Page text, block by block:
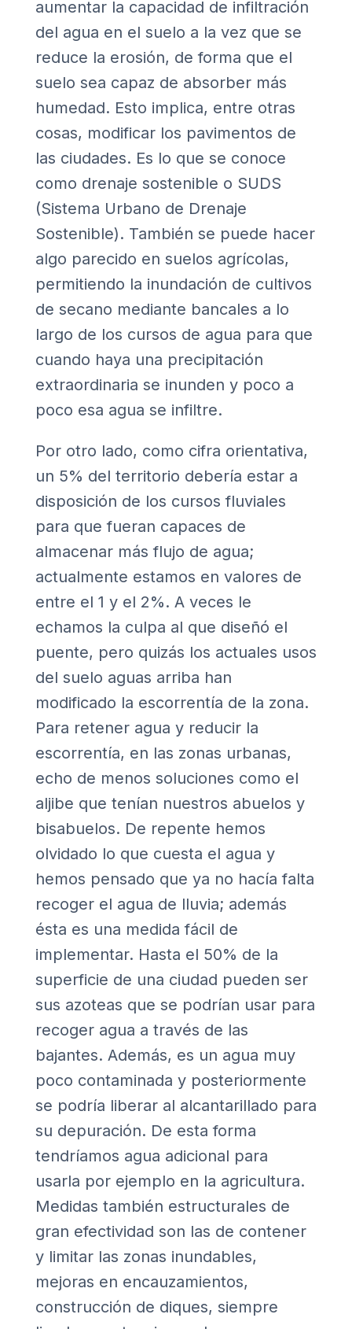
aumentar la capacidad de infiltración
del agua en el suelo a la vez que se
reduce la erosión, de forma que el
suelo sea capaz de absorber más
humedad. Esto implica, entre otras
cosas, modificar los pavimentos de
las ciudades. Es lo que se conoce
como drenaje sostenible o SUDS
(Sistema Urbano de Drenaje
Sostenible). También se puede hacer
algo parecido en suelos agrícolas,
permitiendo la inundación de cultivos
de secano mediante bancales a lo
largo de los cursos de agua para que
cuando haya una precipitación
extraordinaria se inunden y poco a
poco esa agua se infiltre.
Por otro lado, como cifra orientativa,
un 5% del territorio debería estar a
disposición de los cursos fluviales
para que fueran capaces de
almacenar más flujo de agua;
actualmente estamos en valores de
entre el 1 y el 2%. A veces le
echamos la culpa al que diseñó el
puente, pero quizás los actuales usos
del suelo aguas arriba han
modificado la escorrentía de la zona.
Para retener agua y reducir la
escorrentía, en las zonas urbanas,
echo de menos soluciones como el
aljibe que tenían nuestros abuelos y
bisabuelos. De repente hemos
olvidado lo que cuesta el agua y
hemos pensado que ya no hacía falta
recoger el agua de lluvia; además
ésta es una medida fácil de
implementar. Hasta el 50% de la
superficie de una ciudad pueden ser
sus azoteas que se podrían usar para
recoger agua a través de las
bajantes. Además, es un agua muy
poco contaminada y posteriormente
se podría liberar al alcantarillado para
su depuración. De esta forma
tendríamos agua adicional para
usarla por ejemplo en la agricultura.
Medidas también estructurales de
gran efectividad son las de contener
y limitar las zonas inundables,
mejoras en encauzamientos,
construcción de diques, siempre